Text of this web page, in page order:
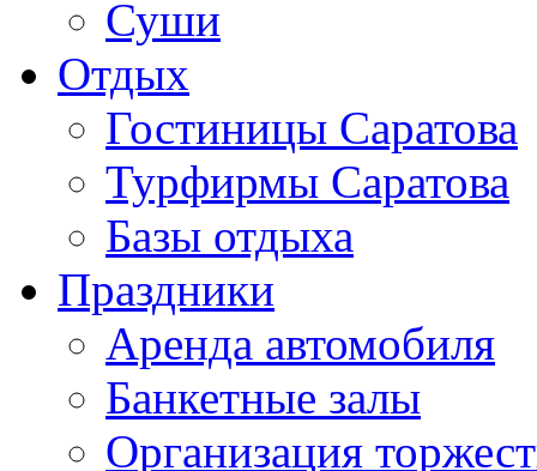
Суши
Отдых
Гостиницы Саратова
Турфирмы Саратова
Базы отдыха
Праздники
Аренда автомобиля
Банкетные залы
Организация